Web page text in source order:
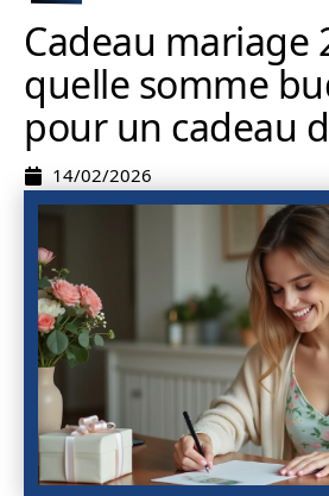
Cadeau mariage
quelle somme
pour un cadeau
14/02/2026